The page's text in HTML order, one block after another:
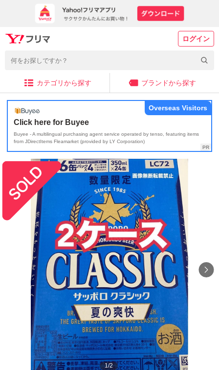
ログイン
カテゴリから探す ブランドから探す
Click here for Buyee
Buyee - A multilingual purchasing agent service operated by tenso, featuring items
from JDirectItems Fleamarket (provided by LY Corporation)
Overseas Visitors
1/2